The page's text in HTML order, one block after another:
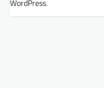
WordPress.